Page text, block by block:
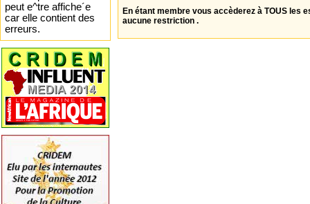
En étant membre vous accèderez à TOUS les
aucune restriction .